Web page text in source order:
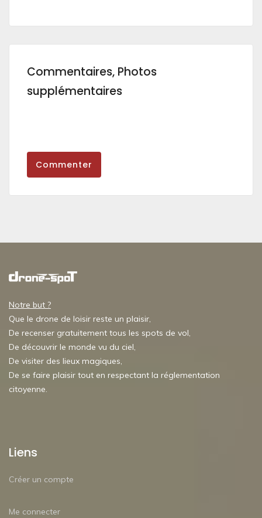
Commentaires, Photos
supplémentaires
Commenter
Notre but ?
Que le drone de loisir reste un plaisir,
De recenser gratuitement tous les spots de vol,
De découvrir le monde vu du ciel,
De visiter des lieux magiques,
De se faire plaisir tout en respectant la réglementation
citoyenne.
Liens
Créer un compte
Me connecter